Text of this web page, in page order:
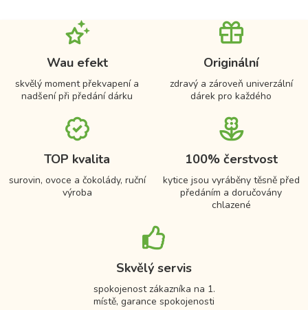
Wau efekt
skvělý moment překvapení a
nadšení při předání dárku
Originální
zdravý a zároveň univerzální
dárek pro každého
TOP kvalita
surovin, ovoce a čokolády, ruční
výroba
100% čerstvost
kytice jsou vyráběny těsně před
předáním a doručovány
chlazené
Skvělý servis
spokojenost zákazníka na 1.
místě, garance spokojenosti